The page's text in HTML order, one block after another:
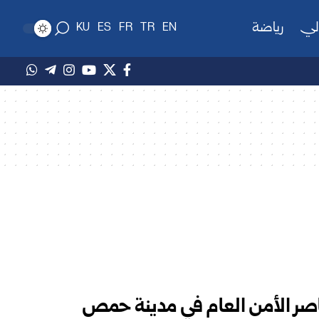
رياضة EN
TR
FR
ES
KU
الأمن العام في مدينة حمص